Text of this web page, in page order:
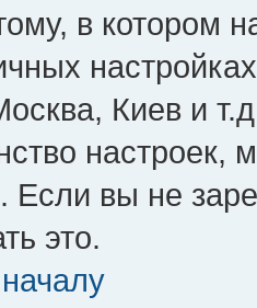
в котором
Киев и
настроек,
Если вы не
это.